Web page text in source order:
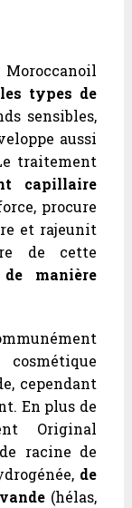
types de
sensibles,
aussi
traitement
capillaire
procure
et rajeunit
de cette
manière
cependant
En plus de
Original
racine de
de
(hélas,